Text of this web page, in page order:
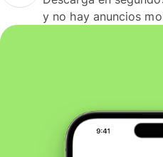
y no hay anuncios